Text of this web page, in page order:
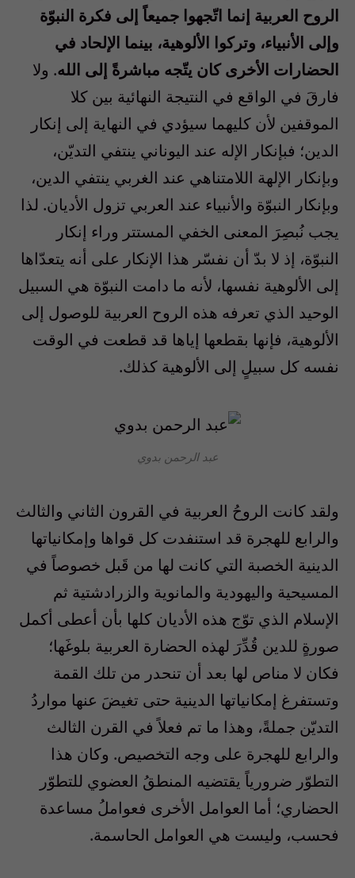
الروح العربية إنما اتّجهوا جميعاً إلى فكرة النبوّة
وإلى الأنبياء، وتركوا الألوهية، بينما الإلحاد في
الحضارات الأخرى كان يتّجه مباشرةً إلى الله. ولا
فارقَ في الواقع في النتيجة النهائية بين كلا
الموقفين لأن كليهما سيؤدي في النهاية إلى إنكار
الدين؛ فبإنكار الإله عند اليوناني ينتفي التديّن،
وبإنكار الإلهة اللامتناهي عند الغربي ينتفي الدين،
وبإنكار النبوّة والأنبياء عند العربي تزول الأديان. لذا
يجب نُبصِرَ المعنى الخفي المستتر وراء إنكار
النبوّة، إذ لا بدّ أن نفسّر هذا الإنكار على أنه يتعدّاها
إلى الألوهية نفسها، لأنه ما دامت النبوّة هي السبيل
الوحيد الذي تعرفه هذه الروح العربية للوصول إلى
الألوهية، فإنها بقطعها إياها قد قطعت في الوقت
نفسه كل سبيلٍ إلى الألوهية كذلك.
عبد الرحمن بدوي
ولقد كانت الروحُ العربية في القرون الثاني والثالث
والرابع للهجرة قد استنفدت كل قواها وإمكانياتها
الدينية الخصبة التي كانت لها من قَبل خصوصاً في
المسيحية واليهودية والمانوية والزرادشتية ثم
الإسلام الذي توّج هذه الأديان كلها بأن أعطى أكمل
صورةٍ للدين قُدِّرَ لهذه الحضارة العربية بلوغَها؛
فكان لا مناص لها بعد أن تنحدر من تلك القمة
وتستفرغ إمكانياتها الدينية حتى تغيضَ عنها مواردُ
التديّن جملةً، وهذا ما تم فعلاً في القرن الثالث
والرابع للهجرة على وجه التخصيص. وكان هذا
التطوّر ضرورياً يقتضيه المنطقُ العضوي للتطوّر
الحضاري؛ أما العوامل الأخرى فعواملُ مساعدة
فحسب، وليست هي العوامل الحاسمة.